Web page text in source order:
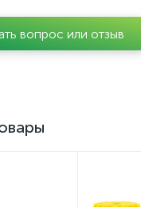
вопрос или отзыв